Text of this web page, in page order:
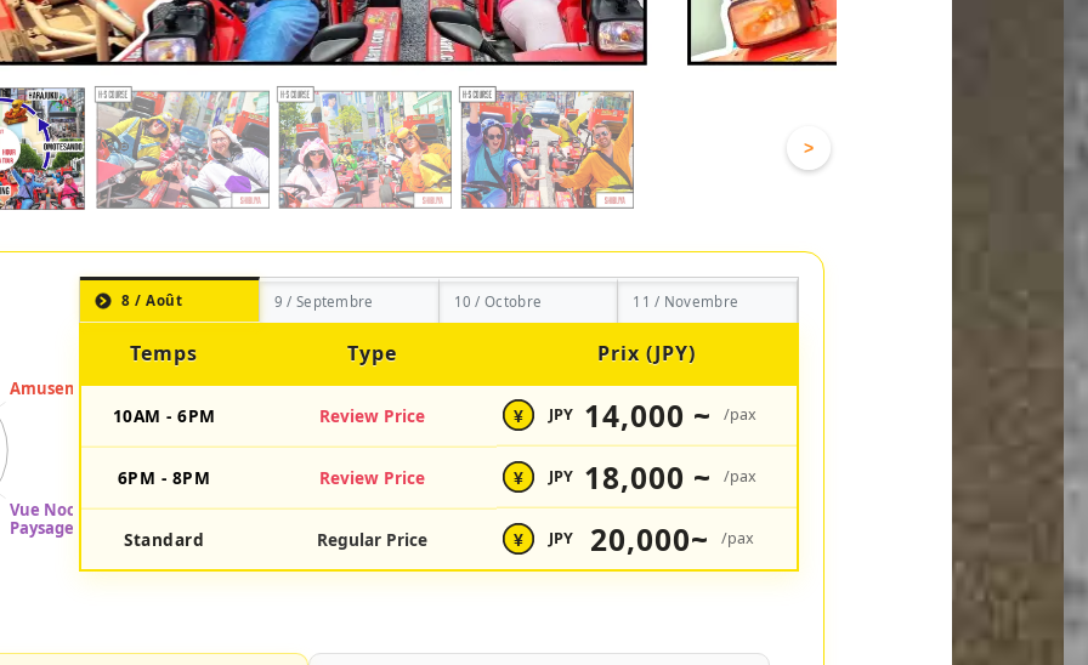
>
8 / Août 9 / Septembre 10 / Octobre 11 / Novembre
Temps Type Prix (JPY)
10AM - 6PM Review Price ¥ JPY 14,000 ~ /pax
6PM - 8PM Review Price ¥ JPY 18,000 ~ /pax
Standard Regular Price ¥ JPY 20,000~ /pax